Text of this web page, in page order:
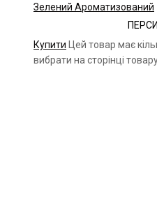
Зелений Ароматизований
Купити Цей товар має
вибрати на сторінці